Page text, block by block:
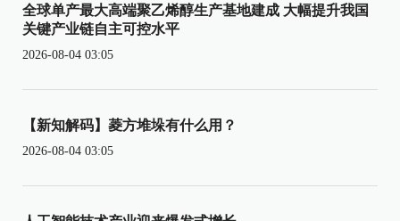
全球单产最大高端聚乙烯醇生产基地建成 大幅提升我国
关键产业链自主可控水平
2026-08-04 03:05
【新知解码】菱方堆垛有什么用？
2026-08-04 03:05